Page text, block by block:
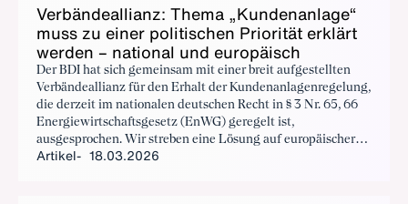
Ver­bän­de­al­li­anz: The­ma „Kun­den­an­la­ge“
muss zu ei­ner po­li­ti­schen Prio­ri­tät er­klärt
wer­den – na­tio­nal und eu­ro­pä­isch
Der BDI hat sich gemeinsam mit einer breit aufgestellten
Verbändeallianz für den Erhalt der Kundenanlagenregelung,
die derzeit im nationalen deutschen Recht in § 3 Nr. 65, 66
Energiewirtschaftsgesetz (EnWG) geregelt ist,
ausgesprochen. Wir streben eine Lösung auf europäischer
Ebene an. Die Elektrizitätsbinnenmarktrichtlinie muss
Artikel 18.03.2026